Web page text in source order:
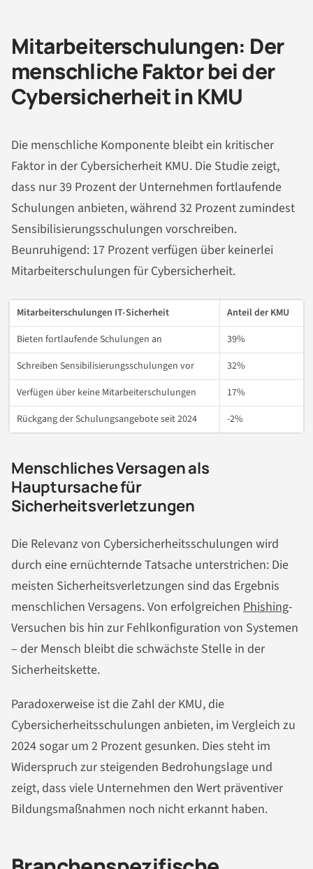
Mitarbeiterschulungen: Der
menschliche Faktor bei der
Cybersicherheit in KMU
Die menschliche Komponente bleibt ein kritischer
Faktor in der Cybersicherheit KMU. Die Studie zeigt,
dass nur 39 Prozent der Unternehmen fortlaufende
Schulungen anbieten, während 32 Prozent zumindest
Sensibilisierungsschulungen vorschreiben.
Beunruhigend: 17 Prozent verfügen über keinerlei
Mitarbeiterschulungen für Cybersicherheit.
Mitarbeiterschulungen IT-Sicherheit
Anteil der KMU
Bieten fortlaufende Schulungen an
39%
Schreiben Sensibilisierungsschulungen vor
32%
Verfügen über keine Mitarbeiterschulungen
17%
Rückgang der Schulungsangebote seit 2024
-2%
Menschliches Versagen als
Hauptursache für
Sicherheitsverletzungen
Die Relevanz von Cybersicherheitsschulungen wird
durch eine ernüchternde Tatsache unterstrichen: Die
meisten Sicherheitsverletzungen sind das Ergebnis
menschlichen Versagens. Von erfolgreichen Phishing-
Versuchen bis hin zur Fehlkonfiguration von Systemen
– der Mensch bleibt die schwächste Stelle in der
Sicherheitskette.
Paradoxerweise ist die Zahl der KMU, die
Cybersicherheitsschulungen anbieten, im Vergleich zu
2024 sogar um 2 Prozent gesunken. Dies steht im
Widerspruch zur steigenden Bedrohungslage und
zeigt, dass viele Unternehmen den Wert präventiver
Bildungsmaßnahmen noch nicht erkannt haben.